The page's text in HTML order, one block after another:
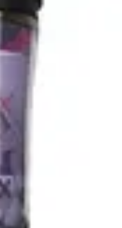
Famille Conseils Pratiques